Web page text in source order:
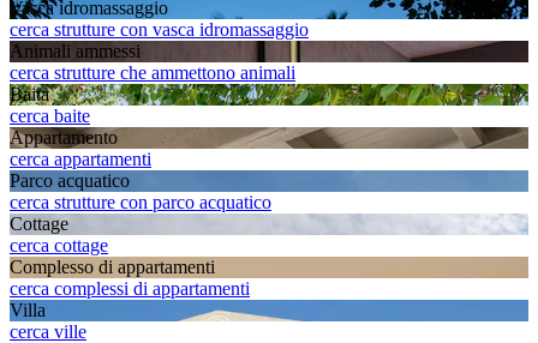
Vasca idromassaggio
cerca strutture con vasca idromassaggio
Animali ammessi
cerca strutture che ammettono animali
Baita
cerca baite
Appartamento
cerca appartamenti
Parco acquatico
cerca strutture con parco acquatico
Cottage
cerca cottage
Complesso di appartamenti
cerca complessi di appartamenti
Villa
cerca ville